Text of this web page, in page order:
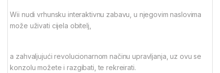
Wii nudi vrhunsku interaktivnu zabavu, u njegovim naslovima
može uživati cijela obitelj,
a zahvaljujući revolucionarnom načinu upravljanja, uz ovu se
konzolu možete i razgibati, te rekreirati.